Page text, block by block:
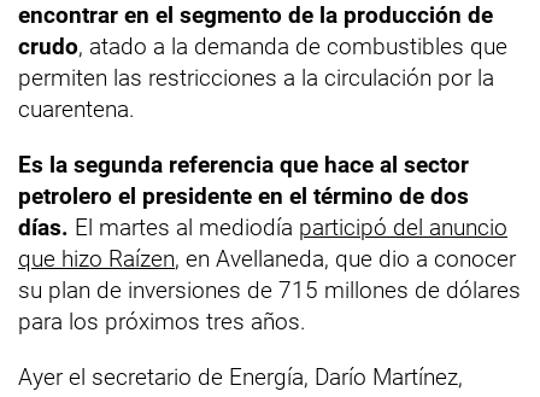
encontrar en el segmento de la producción de
crudo, atado a la demanda de combustibles que
permiten las restricciones a la circulación por la
cuarentena.
Es la segunda referencia que hace al sector
petrolero el presidente en el término de dos
días. El martes al mediodía participó del anuncio
que hizo Raízen, en Avellaneda, que dio a conocer
su plan de inversiones de 715 millones de dólares
para los próximos tres años.
Ayer el secretario de Energía, Darío Martínez,